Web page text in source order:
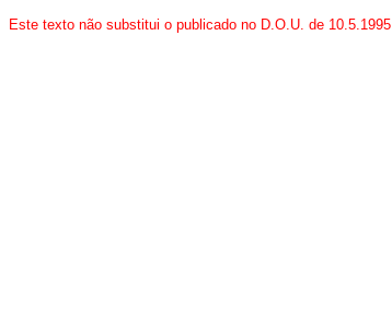
Este texto não substitui o publicado no D.O.U. de 10.5.1995